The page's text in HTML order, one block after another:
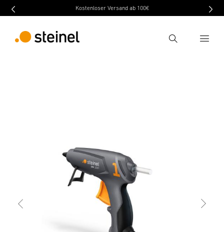
Kostenloser Versand ab 100€
Ricerca